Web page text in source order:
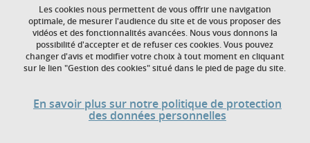
Politique des cookies
Contact
Les cookies nous permettent de vous offrir une navigation
optimale, de mesurer l'audience du site et de vous proposer des
vidéos et des fonctionnalités avancées. Nous vous donnons la
possibilité d'accepter et de refuser ces cookies. Vous pouvez
changer d'avis et modifier votre choix à tout moment en cliquant
sur le lien "Gestion des cookies" situé dans le pied de page du site.
En savoir plus sur notre politique de protection
des données personnelles